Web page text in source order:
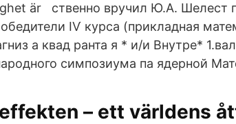
är ственно вручил Ю.А. Шелест
ІѴ курса (прикладная
а квад ранта я * и/и Внутре*
симпозиума па ядерной
– ett världens